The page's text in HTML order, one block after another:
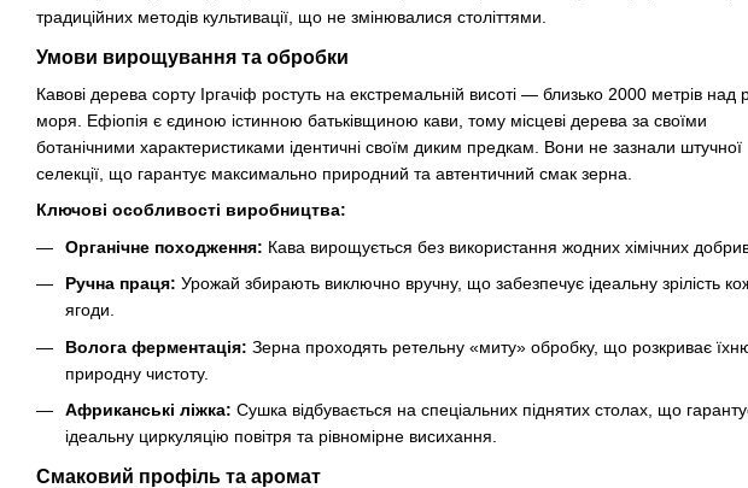
традиційних методів культивації, що не змінювалися століттями.
Умови вирощування та обробки
Кавові дерева сорту Іргачіф ростуть на екстремальній висоті — близько 2000 метрів над
моря. Ефіопія є єдиною істинною батьківщиною кави, тому місцеві дерева за своїми
ботанічними характеристиками ідентичні своїм диким предкам. Вони не зазнали штучної
селекції, що гарантує максимально природний та автентичний смак зерна.
Ключові особливості виробництва:
Органічне походження: Кава вирощується без використання жодних хімічних
Ручна праця: Урожай збирають виключно вручну, що забезпечує ідеальну зрілість
ягоди.
Волога ферментація: Зерна проходять ретельну «миту» обробку, що розкриває
природну чистоту.
Африканські ліжка: Сушка відбувається на спеціальних піднятих столах, що
ідеальну циркуляцію повітря та рівномірне висихання.
Смаковий профіль та аромат